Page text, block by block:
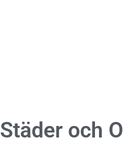
Städer och